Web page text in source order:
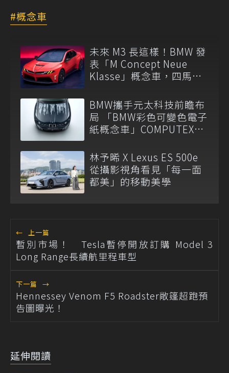
概念車
未來 M3 長這樣！BMW 發
表「M Concept Neue
Klasse」概念車，四馬達
BMW攜手元太科技前瞻布
局 「BMW彩色可變色電子
紙概念車」COMPUTEX
林予晞 X Lexus ES 500e
從攝影視角看見「每一面
都美」的移動美學
← 上一篇
暫別市場！ Tesla暫停開放訂購 Model 3
Long Range長續航里程車型
下一篇 →
Hennessey Venom F5 Roadster敞篷超跑預
告圖曝光！
延伸閱讀